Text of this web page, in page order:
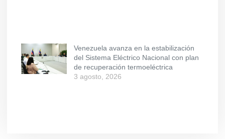
Venezuela avanza en la estabilización
del Sistema Eléctrico Nacional con plan
de recuperación termoeléctrica
3 agosto, 2026